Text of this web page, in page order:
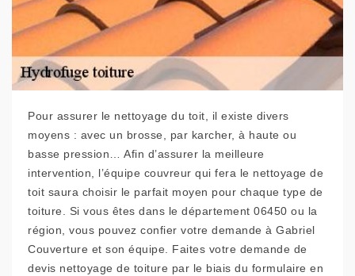
Pour assurer le nettoyage du toit, il existe divers
moyens : avec un brosse, par karcher, à haute ou
basse pression… Afin d’assurer la meilleure
intervention, l’équipe couvreur qui fera le nettoyage de
toit saura choisir le parfait moyen pour chaque type de
toiture. Si vous êtes dans le département 06450 ou la
région, vous pouvez confier votre demande à Gabriel
Couverture et son équipe. Faites votre demande de
devis nettoyage de toiture par le biais du formulaire en